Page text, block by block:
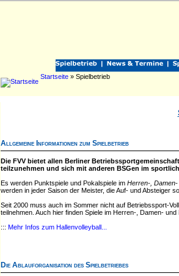
Startseite » Spielbetrieb
Allgemeine Informationen zum Spielbetrieb
Die FVV bietet allen Berliner
teilzunehmen und sich mit anderen BSGen im
Es werden Punktspiele und Pokalspiele im Herren-,
werden in jeder Saison der Meister, die Auf- und Absteiger
Seit 2000 muss auch im Sommer nicht auf Betriebssport-
teilnehmen. Auch hier finden Spiele im Herren-, Damen- und
::: Mehr Infos zum Hallenvolleyball...
Die Ablauforganisation des Spielbetriebes